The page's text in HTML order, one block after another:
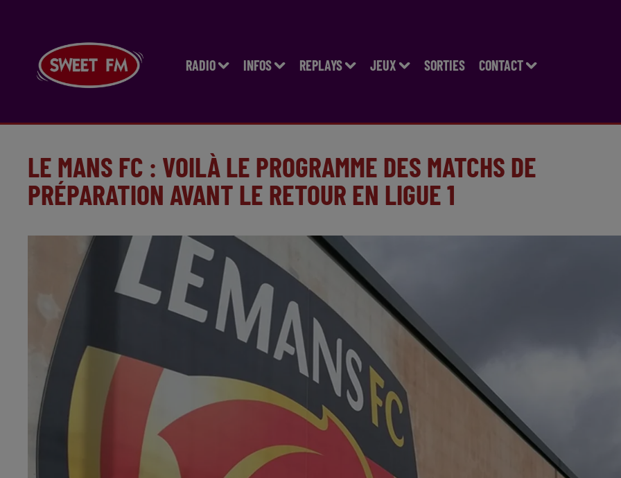
RADIO INFOS REPLAYS JEUX SORTIES CONTACT
LE MANS FC : VOILÀ LE PROGRAMME DES MATCHS DE
PRÉPARATION AVANT LE RETOUR EN LIGUE 1